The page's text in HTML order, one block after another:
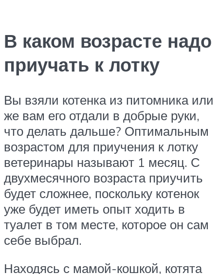
В каком возрасте надо
приучать к лотку
Вы взяли котенка из питомника или
же вам его отдали в добрые руки,
что делать дальше? Оптимальным
возрастом для приучения к лотку
ветеринары называют 1 месяц. С
двухмесячного возраста приучить
будет сложнее, поскольку котенок
уже будет иметь опыт ходить в
туалет в том месте, которое он сам
себе выбрал.
Находясь с мамой-кошкой, котята